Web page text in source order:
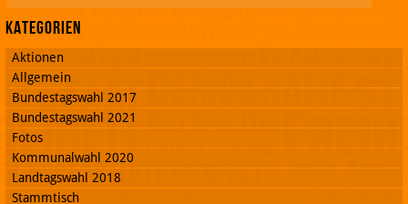
Kategorien
Aktionen
Allgemein
Bundestagswahl 2017
Bundestagswahl 2021
Fotos
Kommunalwahl 2020
Landtagswahl 2018
Stammtisch